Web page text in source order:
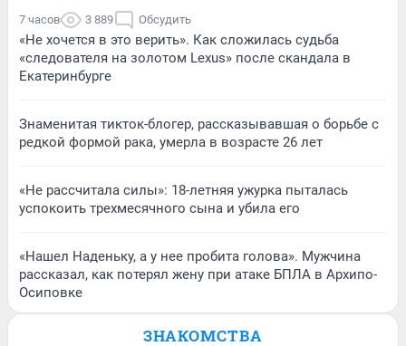
7 часов 3 889 Обсудить
«Не хочется в это верить». Как сложилась судьба
«следователя на золотом Lexus» после скандала в
Екатеринбурге
Знаменитая тикток-блогер, рассказывавшая о борьбе с
редкой формой рака, умерла в возрасте 26 лет
«Не рассчитала силы»: 18-летняя ужурка пыталась
успокоить трехмесячного сына и убила его
«Нашел Наденьку, а у нее пробита голова». Мужчина
рассказал, как потерял жену при атаке БПЛА в Архипо-
Осиповке
ЗНАКОМСТВА